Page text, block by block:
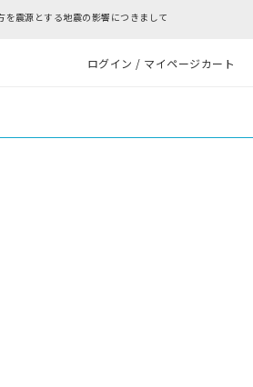
を震源とする地震の影響につきまして
ログイン / マイページカート